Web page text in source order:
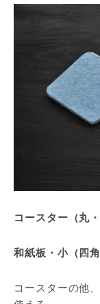
コースター（丸
和紙板・小（四
コースターの他